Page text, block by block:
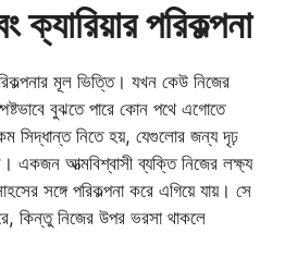
ক্যারিয়ার পরিকল্পনা
মূল ভিত্তি। যখন কেউ নিজের
বুঝতে পারে কোন পথে এগোতে
সিদ্ধান্ত নিতে হয়, যেগুলোর জন্য দৃঢ়
একজন আত্মবিশ্বাসী ব্যক্তি নিজের লক্ষ্য
সঙ্গে পরিকল্পনা করে এগিয়ে যায়। সে
কিন্তু নিজের উপর ভরসা থাকলে